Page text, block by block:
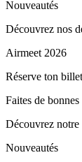
Nouveautés
Découvrez nos
Airmeet 2026
Réserve ton
Faites de
Découvrez
Nouveautés